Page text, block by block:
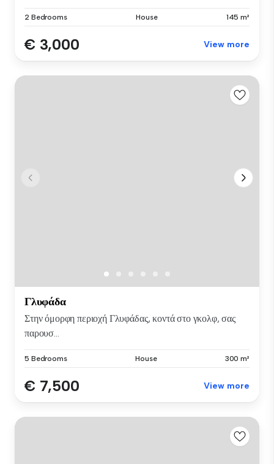
2 Bedrooms House 145 m²
€ 3,000 View more
Γλυφάδα
Στην όμορφη περιοχή Γλυφάδας, κοντά στο γκολφ, σας
παρουσ...
5 Bedrooms House 300 m²
€ 7,500 View more